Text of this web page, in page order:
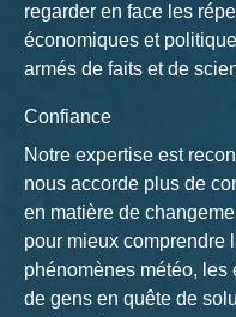
regarder en face les
économiques et
armés de faits et de
Confiance
Notre expertise est
nous accorde plus de
en matière de
pour mieux comprendre
phénomènes météo, les
de gens en quête de